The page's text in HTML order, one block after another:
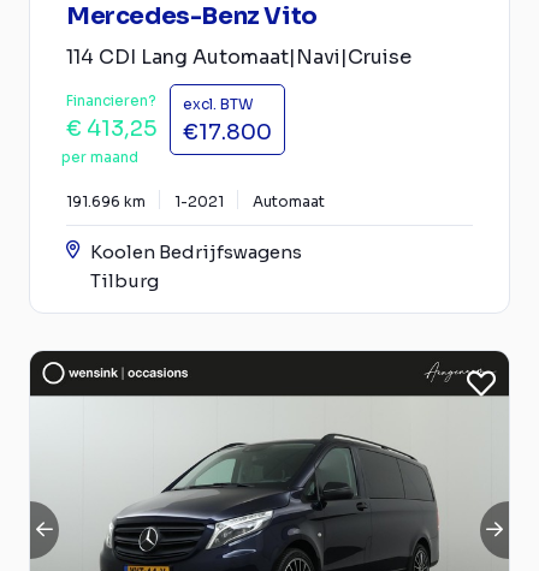
Mercedes-Benz Vito
114 CDI Lang Automaat|Navi|Cruise
Financieren?
€ 413,25
per maand
excl. BTW
€17.800
191.696 km 1-2021 Automaat
Koolen Bedrijfswagens
Tilburg